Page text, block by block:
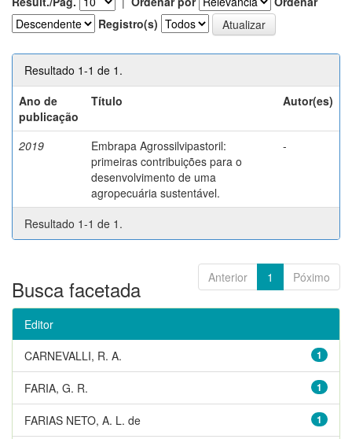
Registro(s)
Resultado 1-1 de 1.
Ano de
publicação
Título Autor(es)
2019
Embrapa Agrossilvipastoril:
primeiras contribuições para o
desenvolvimento de uma
agropecuária sustentável.
-
Resultado 1-1 de 1.
Anterior 1 Póximo
Busca facetada
Editor
1
CARNEVALLI, R. A.
1
FARIA, G. R.
1
FARIAS NETO, A. L. de